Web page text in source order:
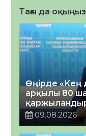
Тағы да
Өңірде «Кең
арқылы 80
09.08.2026